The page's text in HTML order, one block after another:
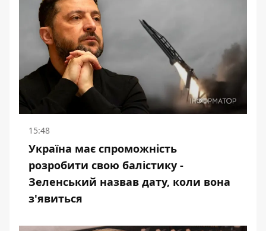
15:48
Україна має спроможність
розробити свою балістику -
Зеленський назвав дату, коли вона
з'явиться